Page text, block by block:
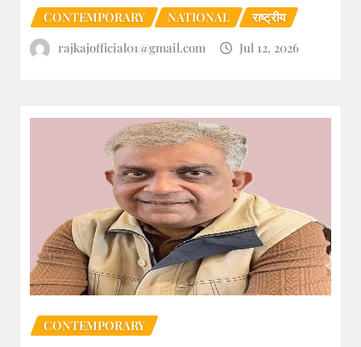
CONTEMPORARY NATIONAL
राष्ट्रीय
rajkajofficial01@gmail.com
Jul 12, 2026
CONTEMPORARY